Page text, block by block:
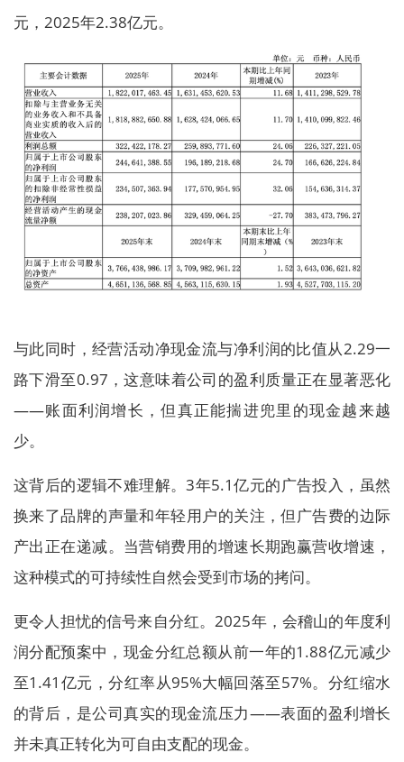
元，2025年2.38亿元。
与此同时，经营活动净现金流与净利润的比值从2.29一
路下滑至0.97，这意味着公司的盈利质量正在显著恶化
——账面利润增长，但真正能揣进兜里的现金越来越
少。
这背后的逻辑不难理解。3年5.1亿元的广告投入，虽然
换来了品牌的声量和年轻用户的关注，但广告费的边际
产出正在递减。当营销费用的增速长期跑赢营收增速，
这种模式的可持续性自然会受到市场的拷问。
更令人担忧的信号来自分红。2025年，会稽山的年度利
润分配预案中，现金分红总额从前一年的1.88亿元减少
至1.41亿元，分红率从95%大幅回落至57%。分红缩水
的背后，是公司真实的现金流压力——表面的盈利增长
并未真正转化为可自由支配的现金。